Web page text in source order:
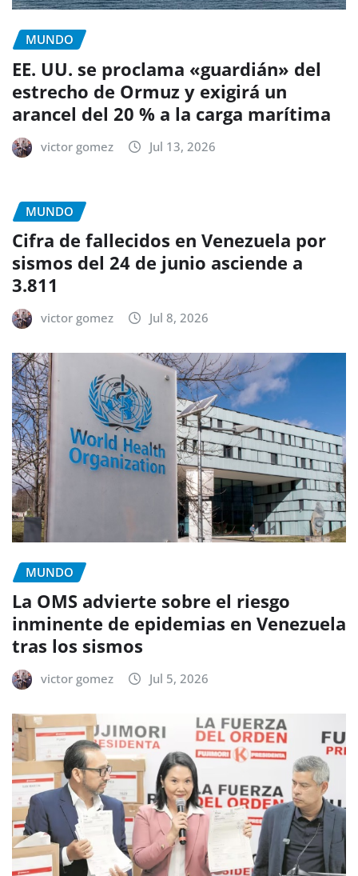
MUNDO
EE. UU. se proclama «guardián» del
estrecho de Ormuz y exigirá un
arancel del 20 % a la carga marítima
victor gomez Jul 13, 2026
MUNDO
Cifra de fallecidos en Venezuela por
sismos del 24 de junio asciende a
3.811
victor gomez Jul 8, 2026
MUNDO
La OMS advierte sobre el riesgo
inminente de epidemias en Venezuela
tras los sismos
victor gomez Jul 5, 2026